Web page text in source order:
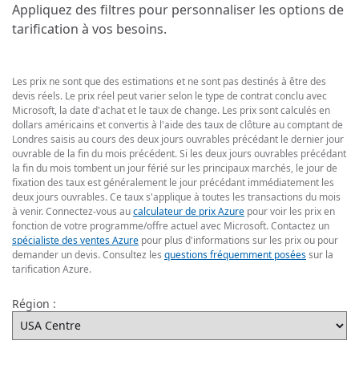
Appliquez des filtres pour personnaliser les options de
tarification à vos besoins.
Les prix ne sont que des estimations et ne sont pas destinés à être des
devis réels. Le prix réel peut varier selon le type de contrat conclu avec
Microsoft, la date d'achat et le taux de change. Les prix sont calculés en
dollars américains et convertis à l'aide des taux de clôture au comptant de
Londres saisis au cours des deux jours ouvrables précédant le dernier jour
ouvrable de la fin du mois précédent. Si les deux jours ouvrables précédant
la fin du mois tombent un jour férié sur les principaux marchés, le jour de
fixation des taux est généralement le jour précédant immédiatement les
deux jours ouvrables. Ce taux s'applique à toutes les transactions du mois
à venir. Connectez-vous aucalculateur de prix Azure pour voir les prix en
fonction de votre programme/offre actuel avec Microsoft. Contactez un
spécialiste des ventes Azure pour plus d'informations sur les prix ou pour
demander un devis. Consultez les questions fréquemment poséessur la
tarification Azure.
Région :